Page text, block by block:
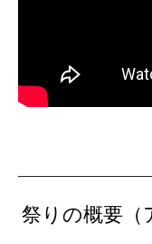
祭りの概要（